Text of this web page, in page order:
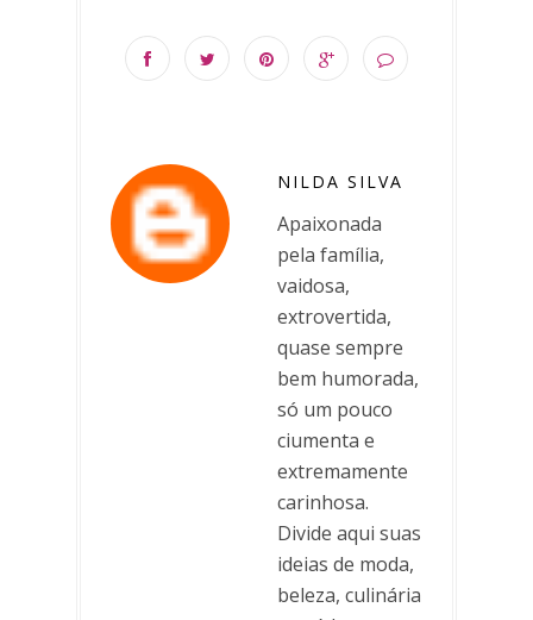
NILDA SILVA
Apaixonada
pela família,
vaidosa,
extrovertida,
quase sempre
bem humorada,
só um pouco
ciumenta e
extremamente
carinhosa.
Divide aqui suas
ideias de moda,
beleza, culinária